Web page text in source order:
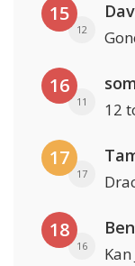
15
12
16
11 12
17
17
18
16